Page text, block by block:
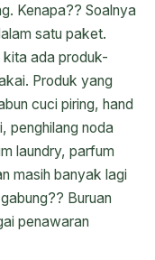
Kenapa?? Soalnya
satu paket.
ada produk-
Produk yang
cuci piring, hand
penghilang noda
laundry, parfum
masih banyak lagi
Buruan
penawaran